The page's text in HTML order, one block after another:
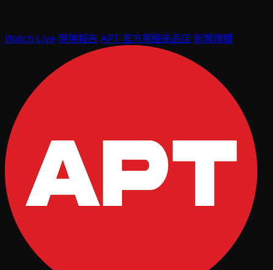
Watch Live 現場報告 APT 官方周邊商品店 新聞媒體